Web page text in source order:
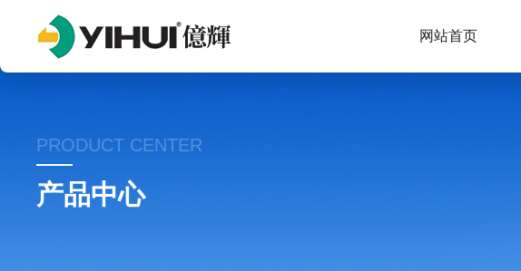
网站首页
PRODUCT CENTER
产品中心